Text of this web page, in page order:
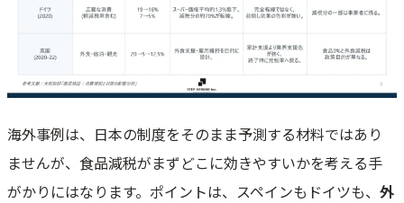
海外事例は、日本の制度をそのまま予測する材料ではあり
ませんが、食品減税がまずどこに効きやすいかを考える手
がかりにはなります。ポイントは、スペインもドイツも、 外